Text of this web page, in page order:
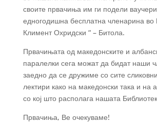
своите првачиња им ги подели
едногодишна бесплатна членарина
Климент Охридски “ – Битола.
Првачињата од македонските и
паралелки сега можат да бидат наши
заедно да се дружиме со сите
лектири како на македонски така и на
со кој што располага нашата
Првачиња, Ве очекуваме!